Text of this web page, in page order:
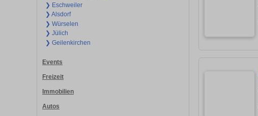
❯ Eschweiler
❯ Alsdorf
❯ Würselen
❯ Jülich
❯ Geilenkirchen
Events
Freizeit
Immobilien
Autos